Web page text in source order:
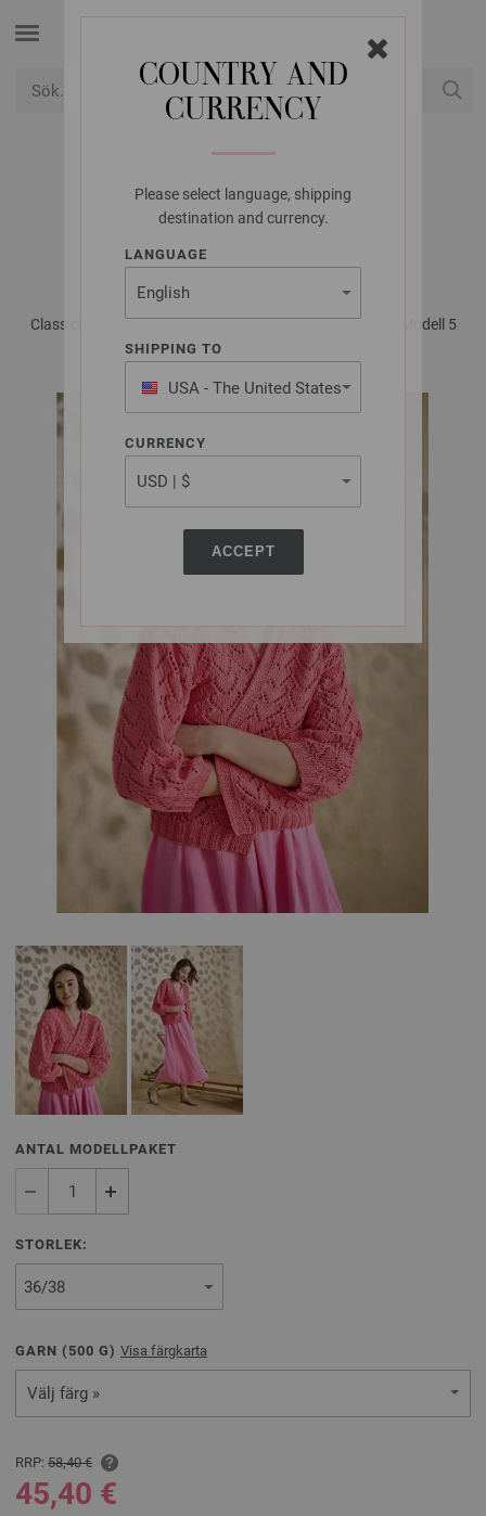
COUNTRY AND
CURRENCY
Please select language, shipping
destination and currency.
LANGUAGE
SHIPPING TO
USA - The United States
of America
CURRENCY
ACCEPT
LANA GROSSA
JACKA TESSERA
Classici No. 30 - Magasin (DE) + Strikkeopskrifter (DK) | Modell 5
ANTAL MODELLPAKET
STORLEK:
GARN ( 500 G) Visa färgkarta
Välj färg »
RRP: 58,40 €
45,40 €